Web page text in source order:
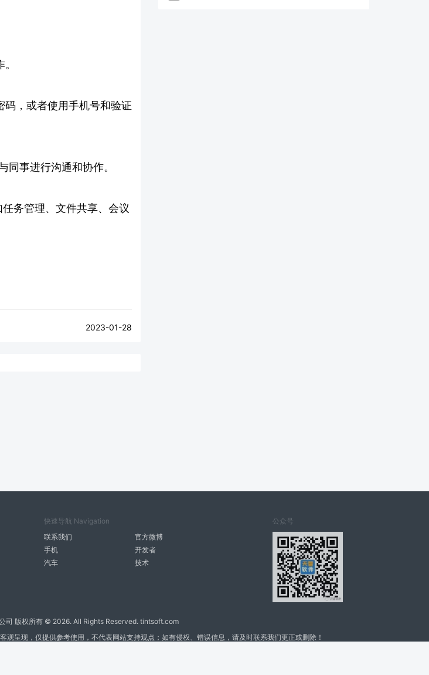
，或者使用手机号和验证
同事进行沟通和协作。
务管理、文件共享、会议
2023-01-28
快速导航 Navigation
联系我们
官方微博
手机
开发者
汽车
技术
公众号
司 版权所有 © 2026. All Rights Reserved. tintsoft.com
呈现，仅提供参考使用，不代表网站支持观点；如有侵权、错误信息，请及时联系我们更正或删除！